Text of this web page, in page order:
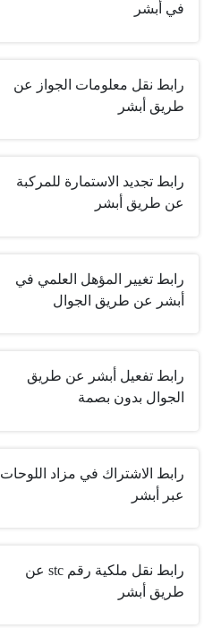
في أبشر
رابط نقل معلومات الجواز عن
طريق أبشر
رابط تجديد الاستمارة للمركبة
عن طريق أبشر
رابط تغيير المؤهل العلمي في
أبشر عن طريق الجوال
رابط تفعيل أبشر عن طريق
الجوال بدون بصمة
رابط الاشتراك في مزاد اللوحات
عبر أبشر
رابط نقل ملكية رقم stc عن
طريق أبشر